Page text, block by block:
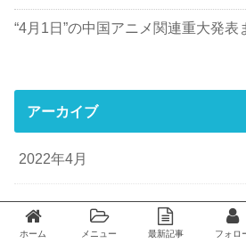
“4月1日”の中国アニメ関連重大発表
アーカイブ
2022年4月
2022年1月
ホーム メニュー 最新記事 フォロ
Twitter